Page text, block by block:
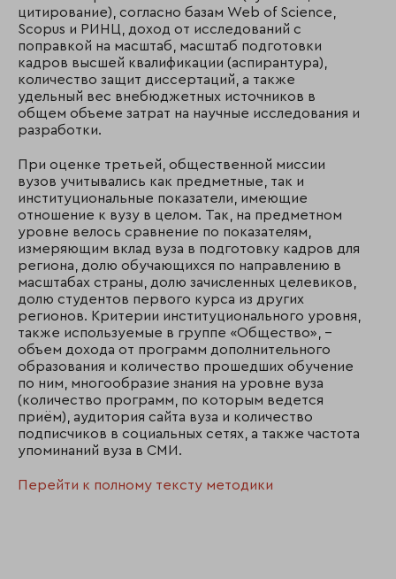
цитирование), согласно базам Web of Science,
Scopus и РИНЦ, доход от исследований c
поправкой на масштаб, масштаб подготовки
кадров высшей квалификации (аспирантура),
количество защит диссертаций, а также
удельный вес внебюджетных источников в
общем объеме затрат на научные исследования и
разработки.
При оценке третьей, общественной миссии
вузов учитывались как предметные, так и
институциональные показатели, имеющие
отношение к вузу в целом. Так, на предметном
уровне велось сравнение по показателям,
измеряющим вклад вуза в подготовку кадров для
региона, долю обучающихся по направлению в
масштабах страны, долю зачисленных целевиков,
долю студентов первого курса из других
регионов. Критерии институционального уровня,
также используемые в группе «Общество», –
объем дохода от программ дополнительного
образования и количество прошедших обучение
по ним, многообразие знания на уровне вуза
(количество программ, по которым ведется
приём), аудитория сайта вуза и количество
подписчиков в социальных сетях, а также частота
упоминаний вуза в СМИ.
Перейти к полному тексту методики